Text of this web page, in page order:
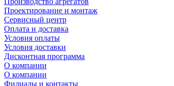
Проектирование и монтаж
Сервисный центр
Оплата и доставка
Условия оплаты
Условия доставки
Дисконтная программа
О компании
О компании
Филиалы и контакты